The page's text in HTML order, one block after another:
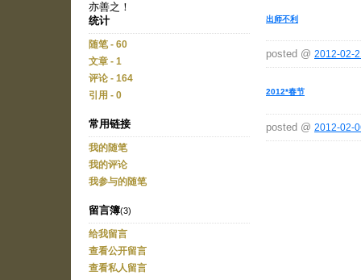
亦善之！
统计
随笔 - 60
文章 - 1
评论 - 164
引用 - 0
常用链接
我的随笔
我的评论
我参与的随笔
留言簿(3)
给我留言
查看公开留言
查看私人留言
出师不利
posted @ 2012-02-
2012*春节
posted @ 2012-02-